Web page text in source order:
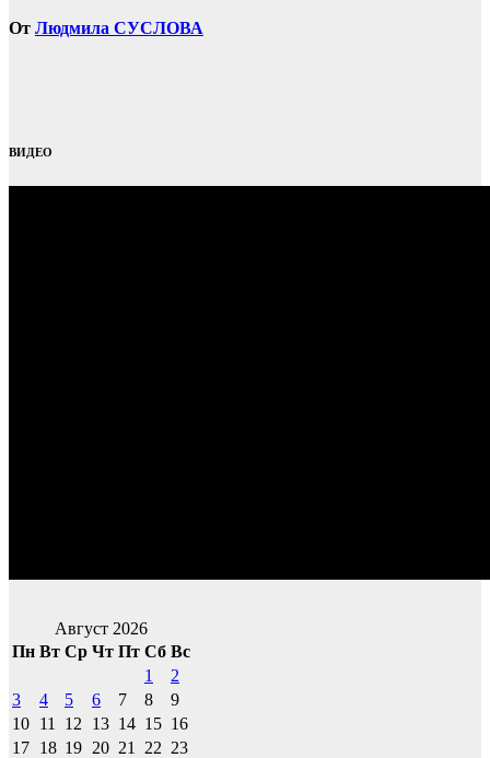
От Людмила СУСЛОВА
ВИДЕО
Август 2026
Пн Вт Ср Чт Пт Сб Вс
1
2
3
4 5 6 7 8
9
10 11 12 13 14 15 16
17 18 19 20 21 22 23